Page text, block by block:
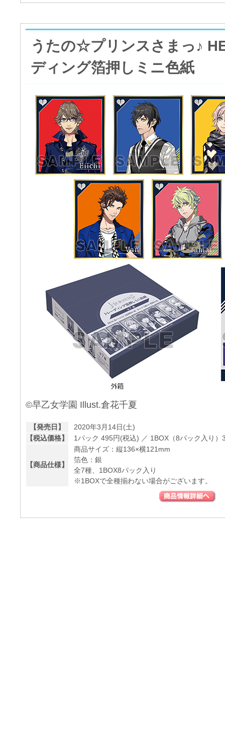
うたの☆プリンスさまっ♪
ディング箔押しミニ色紙
©早乙女学園 Illust.倉花千夏
【発売日】
2020年3月14日(土)
【税込価格】
1パック 495円(税込) ／ 1BOX（8パック入り）
【商品仕様】
商品サイズ：縦136×横121mm
箔色：銀
全7種、1BOX8パック入り
※1BOXで全種揃わない場合がございます。